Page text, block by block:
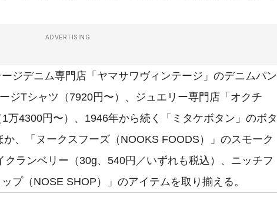
ADVERTISING
ジデニム専門店「ヤマサワヴィンテージ」のデニムパン
ジTシャツ（7920円〜）、ジュエリー専門店「オクチ
1万4300円〜）、1946年から続く「ミタケボタン」のボタ
、「ヌークスフーズ（NOOKS FOODS）」のスモーク
ランベリー（30g、540円／いずれも税込）、ニッチフ
プ（NOSE SHOP）」のアイテムを取り揃える。